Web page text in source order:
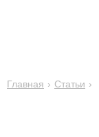
Главная › Статьи ›